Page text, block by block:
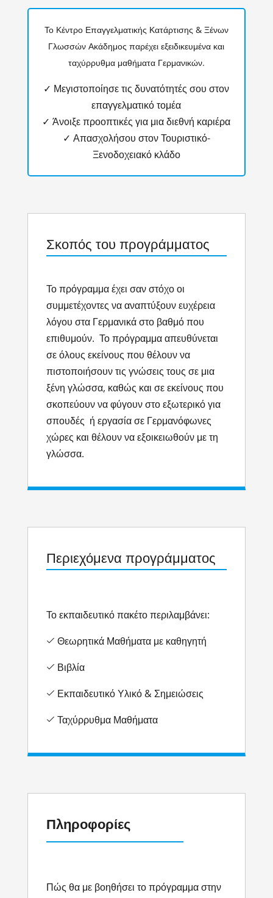
Το Κέντρο Επαγγελματικής Κατάρτισης & Ξένων
Γλωσσών Ακάδημος παρέχει εξειδικευμένα και
ταχύρρυθμα μαθήματα Γερμανικών.
✓ Μεγιστοποίησε τις δυνατότητές σου στον
επαγγελματικό τομέα
✓ Άνοιξε προοπτικές για μια διεθνή καριέρα
✓ Απασχολήσου στον Τουριστικό-
Ξενοδοχειακό κλάδο
Σκοπός του προγράμματος
Το πρόγραμμα έχει σαν στόχο οι
συμμετέχοντες να αναπτύξουν ευχέρεια
λόγου στα Γερμανικά στο βαθμό που
επιθυμούν. Το πρόγραμμα απευθύνεται
σε όλους εκείνους που θέλουν να
πιστοποιήσουν τις γνώσεις τους σε μια
ξένη γλώσσα, καθώς και σε εκείνους που
σκοπεύουν να φύγουν στο εξωτερικό για
σπουδές ή εργασία σε Γερμανόφωνες
χώρες και θέλουν να εξοικειωθούν με τη
γλώσσα.
Περιεχόμενα προγράμματος
Το εκπαιδευτικό πακέτο περιλαμβάνει:
Θεωρητικά Μαθήματα με καθηγητή
Βιβλία
Εκπαιδευτικό Υλικό & Σημειώσεις
Ταχύρρυθμα Μαθήματα
Πληροφορίες
Πώς θα με βοηθήσει το πρόγραμμα στην